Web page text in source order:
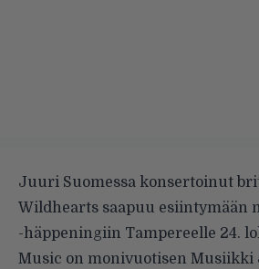
Juuri Suomessa konsertoinut
Wildhearts saapuu esiintymään
-häppeningiin Tampereelle 24.
Music on monivuotisen Musiikki